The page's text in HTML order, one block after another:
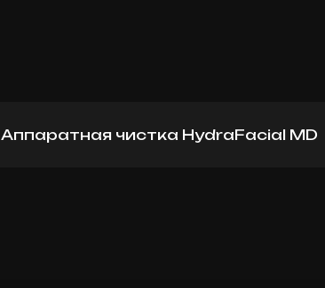
Аппаратная чистка HydraFacial MD